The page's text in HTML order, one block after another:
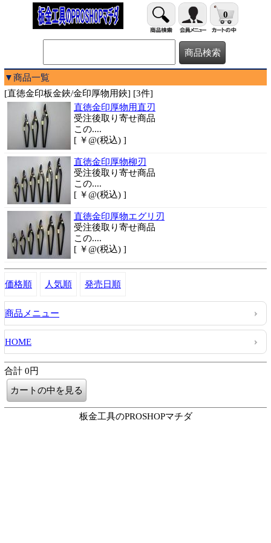
0
▼商品一覧
[直徳金印板金鋏/金印厚物用鋏] [3件]
直徳金印厚物用直刃
受注後取り寄せ商品
この....
[ ￥@(税込) ]
直徳金印厚物柳刃
受注後取り寄せ商品
この....
[ ￥@(税込) ]
直徳金印厚物エグリ刃
受注後取り寄せ商品
この....
[ ￥@(税込) ]
価格順 人気順 発売日順
商品メニュー
HOME
合計 0円
板金工具のPROSHOPマチダ